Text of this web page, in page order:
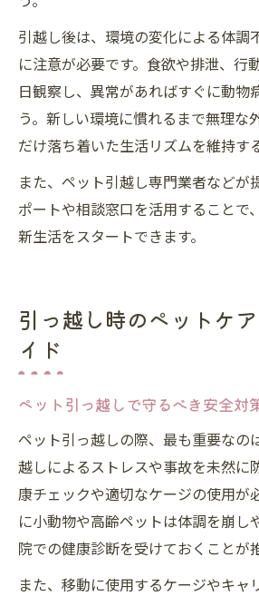
引越し後は、環境の変化による体調
に注意が必要です。食欲や排泄、行
日観察し、異常があればすぐに動物
う。新しい環境に慣れるまで無理な
だけ落ち着いた生活リズムを維持す
また、ペット引越し専門業者などが
ポートや相談窓口を活用することで
新生活をスタートできます。
引っ越し時のペットケ
イド
ペット引っ越しで守るべき安全対
ペット引っ越しの際、最も重要なの
越しによるストレスや事故を未然に
康チェックや適切なケージの使用が
に小動物や高齢ペットは体調を崩し
院での健康診断を受けておくことが
また、移動に使用するケージやキャ